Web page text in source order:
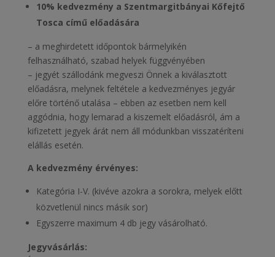
10% kedvezmény a Szentmargitbányai Kőfejtő
Tosca című előadására
– a meghirdetett időpontok bármelyikén
felhasználható, szabad helyek függvényében
– jegyét szállodánk megveszi Önnek a kiválasztott
előadásra, melynek feltétele a kedvezményes jegyár
előre történő utalása – ebben az esetben nem kell
aggódnia, hogy lemarad a kiszemelt előadásról, ám a
kifizetett jegyek árát nem áll módunkban visszatéríteni
elállás esetén.
A kedvezmény érvényes:
Kategória I-V. (kivéve azokra a sorokra, melyek előtt
közvetlenül nincs másik sor)
Egyszerre maximum 4 db jegy vásárolható.
Jegyvásárlás: